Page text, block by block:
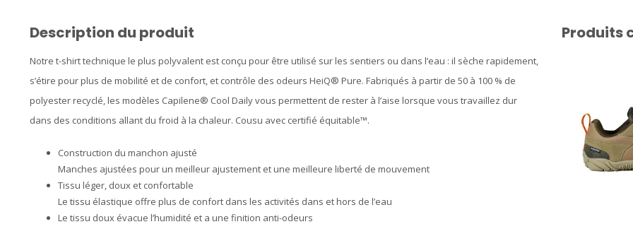
Description du produit
Notre t-shirt technique le plus polyvalent est conçu pour être utilisé sur les sentiers ou dans l’eau : il sèche rapidement,
s’étire pour plus de mobilité et de confort, et contrôle des odeurs HeiQ® Pure. Fabriqués à partir de 50 à 100 % de
polyester recyclé, les modèles Capilene® Cool Daily vous permettent de rester à l’aise lorsque vous travaillez dur
dans des conditions allant du froid à la chaleur. Cousu avec certifié équitable™.
Construction du manchon ajusté
Manches ajustées pour un meilleur ajustement et une meilleure liberté de mouvement
Tissu léger, doux et confortable
Le tissu élastique offre plus de confort dans les activités dans et hors de l’eau
Le tissu doux évacue l’humidité et a une finition anti-odeurs
Produits